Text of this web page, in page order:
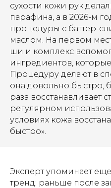
сухости кожи рук
парафина, а в 2026-м
процедуры с баттер-
маслом. На первом
ши и комплекс
ингредиентов,
Процедуру делают в
она довольно быстро,
раза восстанавливает
регулярном
условиях кожа
быстро».
Эксперт упоминает
тренд: раньше после